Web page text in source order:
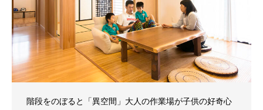
階段をのぼると「異空間」大人の作業場が子供の好奇心